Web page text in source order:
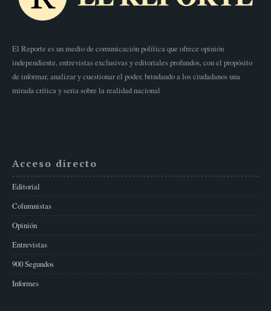
El Reporte es un medio de comunicación política que ofrece opinión
independiente, entrevistas exclusivas y editoriales profundos, con el propósito
de informar, analizar y cuestionar el poder, brindando a los ciudadanos una
mirada crítica y seria sobre la realidad nacional
Acceso directo
Editorial
Columnistas
Opinión
Entrevistas
900 Segundos
Informes